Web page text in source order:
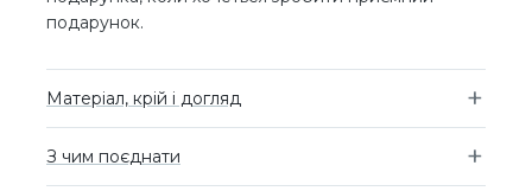
подарунок.
Матеріал, крій і догляд
З чим поєднати